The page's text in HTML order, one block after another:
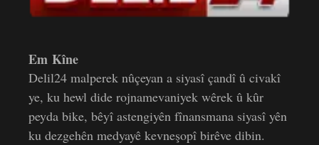
Em Kîne
Delil24 malperek nûçeyan a siyasî çandî û civakî
ye, ku hewl dide rojnamevaniyek wêrek û kûr
peyda bike, bêyî astengiyên fînansmana siyasî yên
ku dezgehên medyayê kevneşopî birêve dibin.